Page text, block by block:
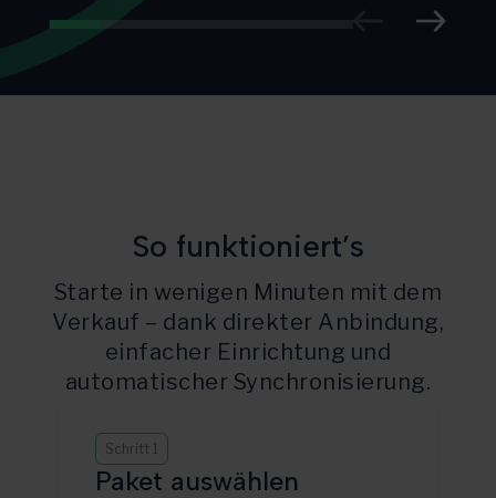
So funktioniert’s
Starte in wenigen Minuten mit dem
Verkauf – dank direkter Anbindung,
einfacher Einrichtung und
automatischer Synchronisierung.
Schritt 1
Paket auswählen